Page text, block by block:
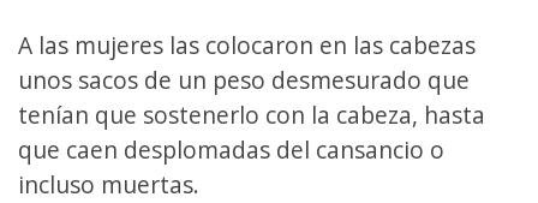
A las mujeres las colocaron en las cabezas
unos sacos de un peso desmesurado que
tenían que sostenerlo con la cabeza, hasta
que caen desplomadas del cansancio o
incluso muertas.